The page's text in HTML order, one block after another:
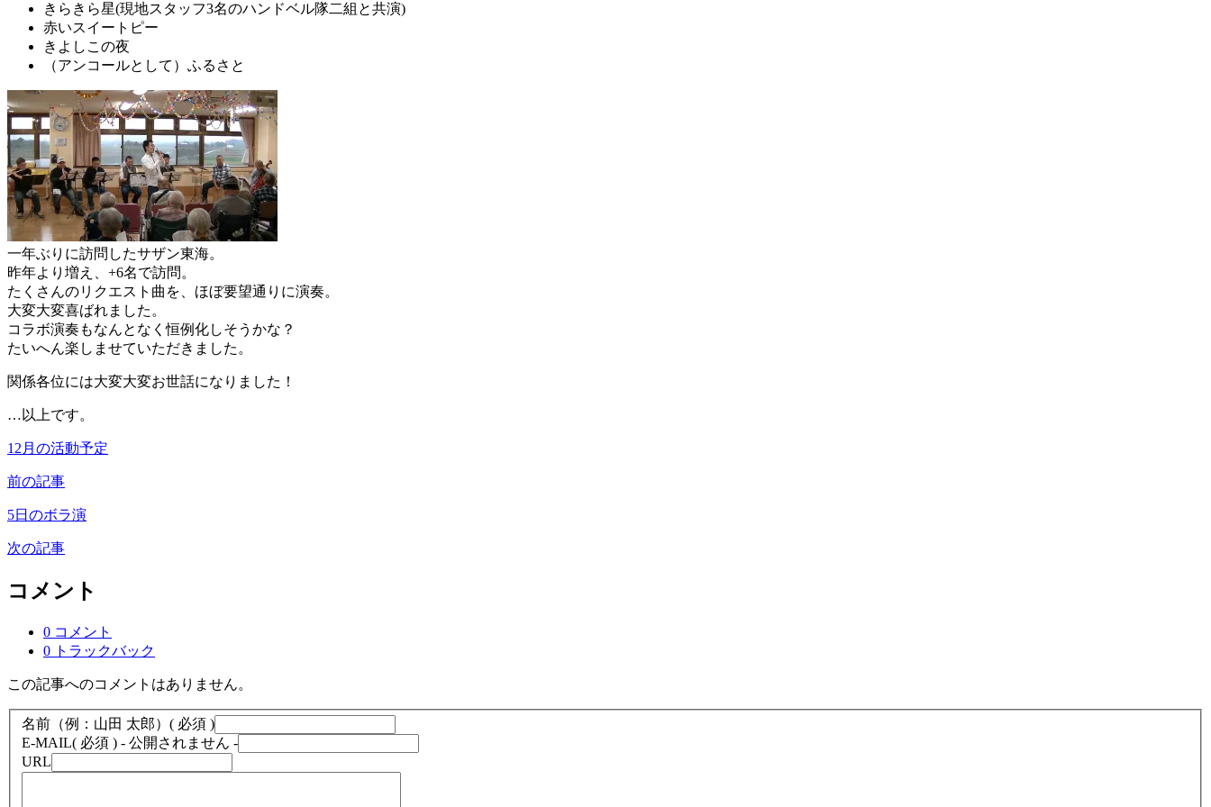
きらきら星(現地スタッフ3名のハンドベル隊二組と共演)
赤いスイートピー
きよしこの夜
（アンコールとして）ふるさと
一年ぶりに訪問したサザン東海。
昨年より増え、+6名で訪問。
たくさんのリクエスト曲を、ほぼ要望通りに演奏。
大変大変喜ばれました。
コラボ演奏もなんとなく恒例化しそうかな？
たいへん楽しませていただきました。
関係各位には大変大変お世話になりました！
…以上です。
12月の活動予定
前の記事
5日のボラ演
次の記事
コメント
0 コメント
0 トラックバック
この記事へのコメントはありません。
名前（例：山田 太郎） ( 必須 )
E-MAIL( 必須 ) - 公開されません -
URL